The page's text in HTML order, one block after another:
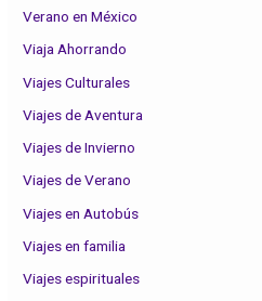
Verano en México
Viaja Ahorrando
Viajes Culturales
Viajes de Aventura
Viajes de Invierno
Viajes de Verano
Viajes en Autobús
Viajes en familia
Viajes espirituales